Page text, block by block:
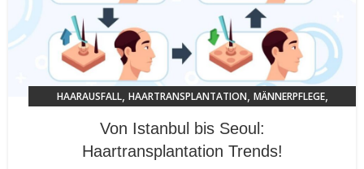
HAARAUSFALL, HAARTRANSPLANTATION, MÄNNERPFLEGE,
Von Istanbul bis Seoul:
Haartransplantation Trends!